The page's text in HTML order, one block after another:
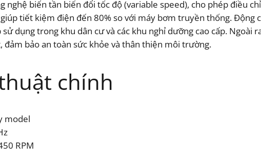
nghệ biến tần biến đổi tốc độ (variable speed), cho phép điều
tiết kiệm điện đến 80% so với máy bơm truyền thống. Động
dụng trong khu dân cư và các khu nghỉ dưỡng cao cấp. Ngoài
đảm bảo an toàn sức khỏe và thân thiện môi trường.
chính
model
RPM